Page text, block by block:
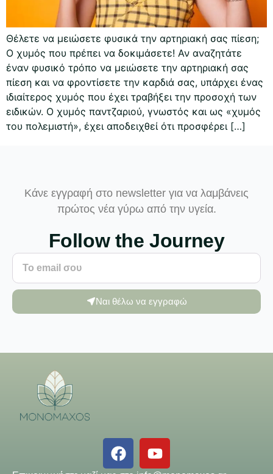
Θέλετε να μειώσετε φυσικά την αρτηριακή σας πίεση;
Ο χυμός που πρέπει να δοκιμάσετε! Αν αναζητάτε
έναν φυσικό τρόπο να μειώσετε την αρτηριακή σας
πίεση και να φροντίσετε την καρδιά σας, υπάρχει ένας
ιδιαίτερος χυμός που έχει τραβήξει την προσοχή των
ειδικών. Ο χυμός παντζαριού, γνωστός και ως «χυμός
του πολεμιστή», έχει αποδειχθεί ότι προσφέρει […]
Κάνε εγγραφή στο newsletter για να λαμβάνεις
πρώτος νέα γύρω από την υγεία.
Follow the Journey
Ναι θέλω να εγγραφώ